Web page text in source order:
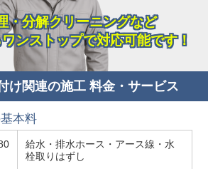
・分解クリーニングなど
ンストップで対応可能です！
け関連の施工 料金・サービス
本料
給水・排水ホース・アース線・水
栓取りはずし